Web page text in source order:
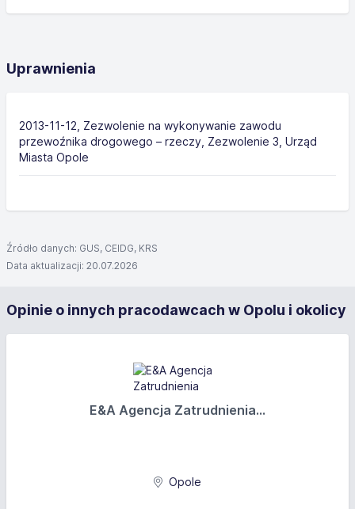
Uprawnienia
2013-11-12, Zezwolenie na wykonywanie zawodu
przewoźnika drogowego – rzeczy, Zezwolenie 3, Urząd
Miasta Opole
Źródło danych: GUS, CEIDG, KRS
Data aktualizacji: 20.07.2026
Opinie o innych pracodawcach w Opolu i okolicy
E&A Agencja Zatrudnienia...
Opole